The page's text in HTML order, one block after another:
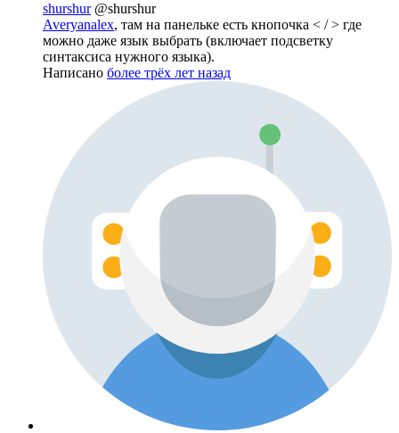
shurshur @shurshur
Averyanalex, там на панельке есть кнопочка < / > где
можно даже язык выбрать (включает подсветку
синтаксиса нужного языка).
Написано более трёх лет назад